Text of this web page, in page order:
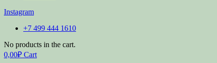
Instagram
+7 499 444 1610
No products in the cart.
0,00₽ Cart